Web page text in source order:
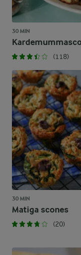
30 MIN
(118)
30 MIN
Matiga scones
(20)